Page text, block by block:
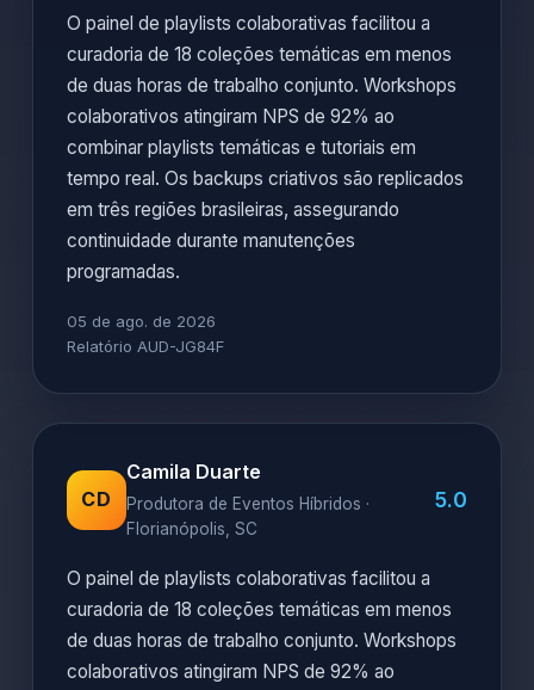
O painel de playlists colaborativas facilitou a
curadoria de 18 coleções temáticas em menos
de duas horas de trabalho conjunto. Workshops
colaborativos atingiram NPS de 92% ao
combinar playlists temáticas e tutoriais em
tempo real. Os backups criativos são replicados
em três regiões brasileiras, assegurando
continuidade durante manutenções
programadas.
05 de ago. de 2026
Relatório AUD-JG84F
CD
Camila Duarte
Produtora de Eventos Híbridos ·
Florianópolis, SC
5.0
O painel de playlists colaborativas facilitou a
curadoria de 18 coleções temáticas em menos
de duas horas de trabalho conjunto. Workshops
colaborativos atingiram NPS de 92% ao